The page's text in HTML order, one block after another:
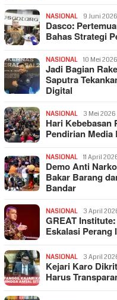
NASIONAL 9 Juni 2026
Dasco:
Bahas Strategi
NASIONAL 10 Mei 2026
Jadi Bagian
Saputra
Digital
NASIONAL 3 Mei 2026
Hari Kebebasan
Pendirian
NASIONAL 11 April
Demo Anti
Bakar Barang
Bandar
NASIONAL 3 April
GREAT
Eskalasi Perang
NASIONAL 3 April
Kejari Karo
Harus